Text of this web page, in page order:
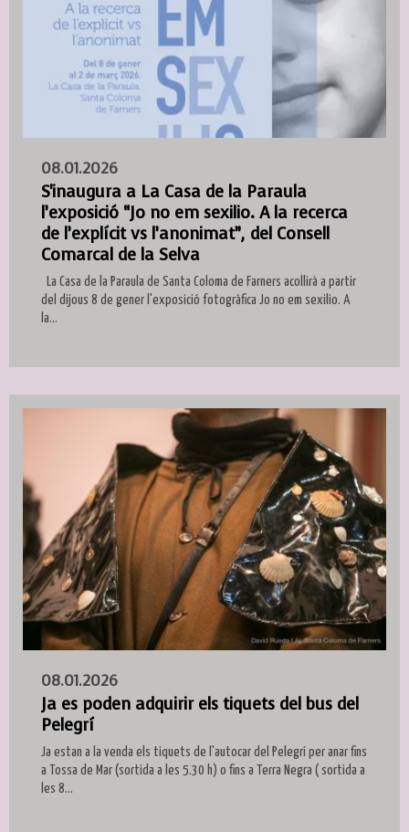
08.01.2026
S'inaugura a La Casa de la Paraula
l’exposició “Jo no em sexilio. A la recerca
de l’explícit vs l’anonimat”, del Consell
Comarcal de la Selva
La Casa de la Paraula de Santa Coloma de Farners acollirà a partir
del dijous 8 de gener l'exposició fotogràfica Jo no em sexilio. A
la...
08.01.2026
Ja es poden adquirir els tiquets del bus del
Pelegrí
Ja estan a la venda els tiquets de l'autocar del Pelegrí per anar fins
a Tossa de Mar (sortida a les 5.30 h) o fins a Terra Negra ( sortida a
les 8...